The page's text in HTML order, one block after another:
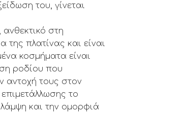
του, γίνεται
ανθεκτικό στη
της πλατίνας και είναι
κοσμήματα είναι
ροδίου που
αντοχή τους στον
το
και την ομορφιά